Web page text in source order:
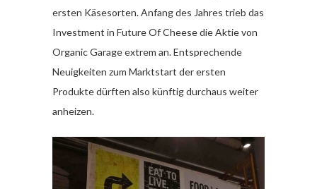
ersten Käsesorten. Anfang des Jahres trieb das
Investment in Future Of Cheese die Aktie von
Organic Garage extrem an. Entsprechende
Neuigkeiten zum Marktstart der ersten
Produkte dürften also künftig durchaus weiter
anheizen.